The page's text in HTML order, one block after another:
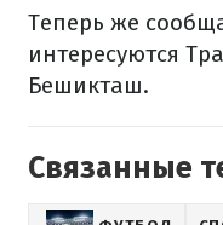
Теперь же
интересуются
Бешикташ.
Связанные